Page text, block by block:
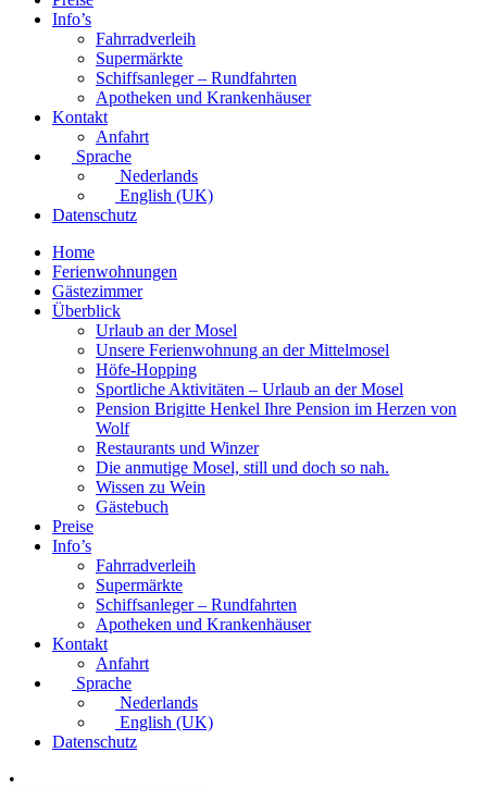
Info’s
Fahrradverleih
Supermärkte
Schiffsanleger – Rundfahrten
Apotheken und Krankenhäuser
Kontakt
Anfahrt
Sprache
Nederlands
English (UK)
Datenschutz
Home
Ferienwohnungen
Gästezimmer
Überblick
Urlaub an der Mosel
Unsere Ferienwohnung an der Mittelmosel
Höfe-Hopping
Sportliche Aktivitäten – Urlaub an der Mosel
Pension Brigitte Henkel Ihre Pension im Herzen von
Wolf
Restaurants und Winzer
Die anmutige Mosel, still und doch so nah.
Wissen zu Wein
Gästebuch
Preise
Info’s
Fahrradverleih
Supermärkte
Schiffsanleger – Rundfahrten
Apotheken und Krankenhäuser
Kontakt
Anfahrt
Sprache
Nederlands
English (UK)
Datenschutz
•